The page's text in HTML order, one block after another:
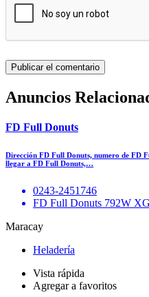
Anuncios
FD Full Donuts
Dirección FD Full Donuts, numero de FD
llegar a FD Full Donuts,…
0243-2451746
FD Full Donuts 792W
Maracay
Heladería
Vista rápida
Agregar a favoritos